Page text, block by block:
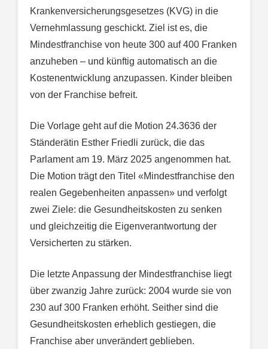
Krankenversicherungsgesetzes (KVG) in die
Vernehmlassung geschickt. Ziel ist es, die
Mindestfranchise von heute 300 auf 400 Franken
anzuheben – und künftig automatisch an die
Kostenentwicklung anzupassen. Kinder bleiben
von der Franchise befreit.
Die Vorlage geht auf die Motion 24.3636 der
Ständerätin Esther Friedli zurück, die das
Parlament am 19. März 2025 angenommen hat.
Die Motion trägt den Titel «Mindestfranchise den
realen Gegebenheiten anpassen» und verfolgt
zwei Ziele: die Gesundheitskosten zu senken
und gleichzeitig die Eigenverantwortung der
Versicherten zu stärken.
Die letzte Anpassung der Mindestfranchise liegt
über zwanzig Jahre zurück: 2004 wurde sie von
230 auf 300 Franken erhöht. Seither sind die
Gesundheitskosten erheblich gestiegen, die
Franchise aber unverändert geblieben.